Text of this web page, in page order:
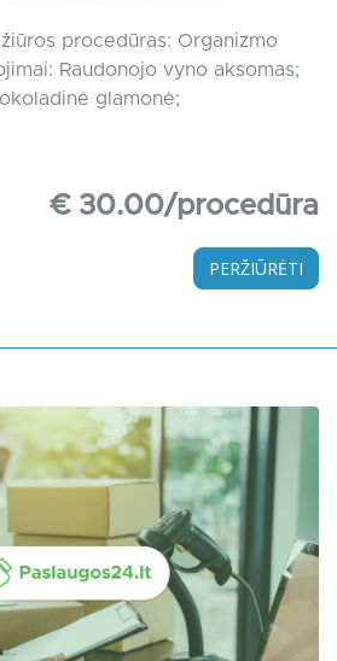
procedūras: Organizmo
Raudonojo vyno aksomas;
glamonė;
€ 30.00/procedūra
PERŽIŪRĖTI